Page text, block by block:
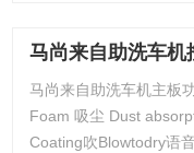
马尚来自助洗车机
马尚来自助洗车机主板
Foam 吸尘 Dust
Coating吹Blowtodry语